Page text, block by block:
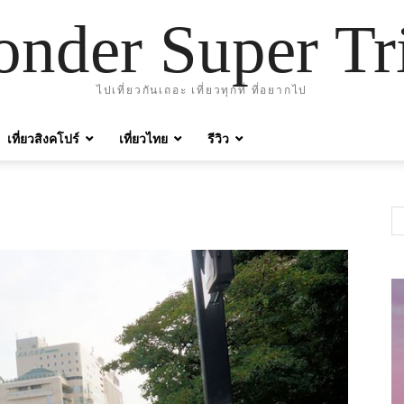
Super
ไปเที่ยวกันเถอะ เที่ยวทุกที่ ที่อยากไป
เที่ยวสิงคโปร์ เที่ยวไทย รีวิว